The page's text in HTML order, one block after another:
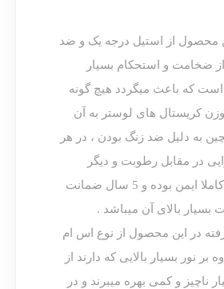
از استیل درجه یک و ضد
ضخامت و استحکام بسیار
است که باعث میگردد هیچ گونه
کریستال های لوستر به آن
به دلیل ضد زنگ بودن ، در هر
در مقابل رطوبت و دیگر
عوامل محیطی کاملا ایمن بوده و 5 سال ضمانت
بسیار بالای آن میباشد .
در این محصول از نوع اس ام
نور بسیار بالایی که دارند از
ناچیز و کمی بهره میبرند و در